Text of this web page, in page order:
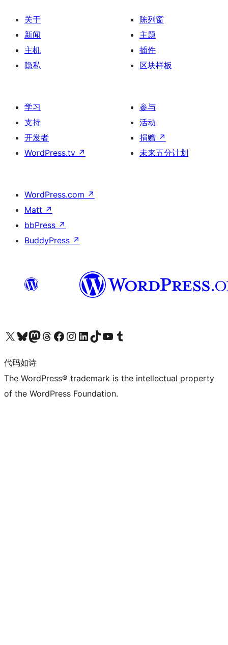
关于
新闻
主机
隐私
陈列窗
主题
插件
区块样板
学习
支持
开发者
WordPress.tv ↗
参与
活动
捐赠 ↗
未来五分计划
WordPress.com ↗
Matt ↗
bbPress ↗
BuddyPress ↗
关注我们的 X（原 Twitter）账号访问我们的 Bluesky 账号关注我们的 Mastodon 账号访问我们的 Threads 账号 访问我们的 Facebook 公共主页关注我们的 Instagram 账号 关注我们的 LinkedIn 主页访问我们的 TikTok 账号访问我们的 YouTube 频道 访问我们的 Tumblr 账号
代码如诗
The WordPress® trademark is the intellectual property
of the WordPress Foundation.